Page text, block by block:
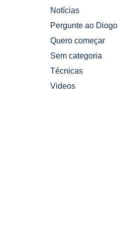
Notícias
Pergunte ao Diogo
Quero começar
Sem categoria
Técnicas
Videos